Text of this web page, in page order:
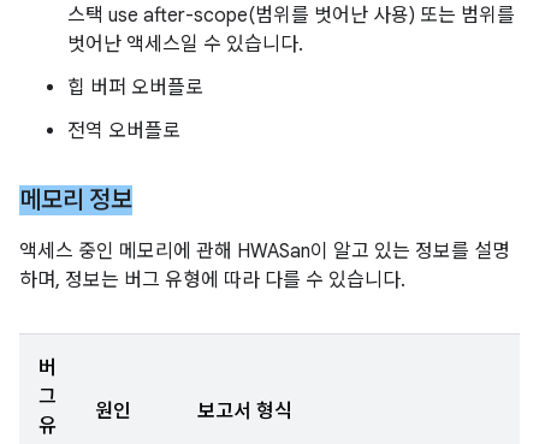
스택 use after-scope(범위를 벗어난 사용) 또는 범위를
벗어난 액세스일 수 있습니다.
힙 버퍼 오버플로
전역 오버플로
메모리 정보
액세스 중인 메모리에 관해 HWASan이 알고 있는 정보를 설명
하며, 정보는 버그 유형에 따라 다를 수 있습니다.
버
그
유
원인 보고서 형식